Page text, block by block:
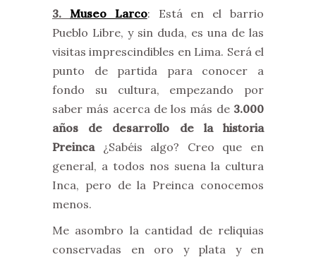
3. Museo Larco: Está en el barrio
Pueblo Libre, y sin duda, es una de las
visitas imprescindibles en Lima. Será el
punto de partida para conocer a
fondo su cultura, empezando por
saber más acerca de los más de 3.000
años de desarrollo de la historia
Preinca¿Sabéis algo? Creo que en
general, a todos nos suena la cultura
Inca, pero de la Preinca conocemos
menos.
Me asombro la cantidad de reliquias
conservadas en oro y plata y en